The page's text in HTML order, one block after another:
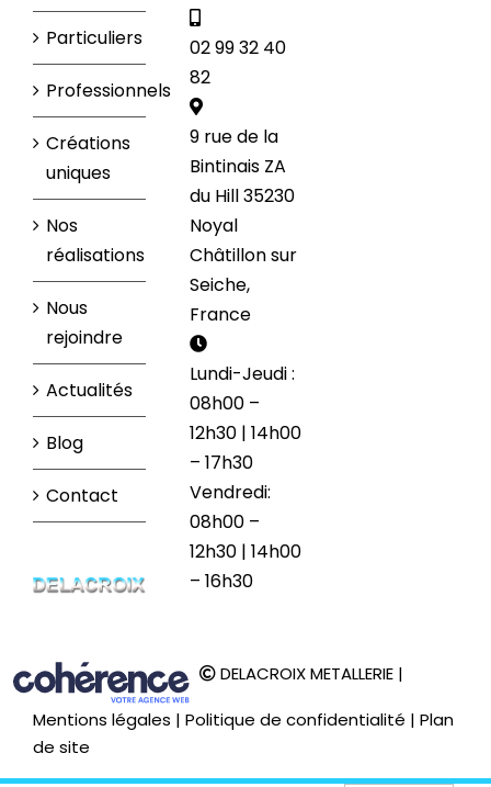
Particuliers
Professionnels
Créations
uniques
Nos
réalisations
Nous
rejoindre
Actualités
Blog
Contact
02 99 32 40
82
9 rue de la
Bintinais ZA
du Hill 35230
Noyal
Châtillon sur
Seiche,
France
Lundi-Jeudi :
08h00 –
12h30 | 14h00
– 17h30
Vendredi:
08h00 –
12h30 | 14h00
– 16h30
DELACROIX METALLERIE |
Mentions légales | Politique de confidentialité | Plan
de site